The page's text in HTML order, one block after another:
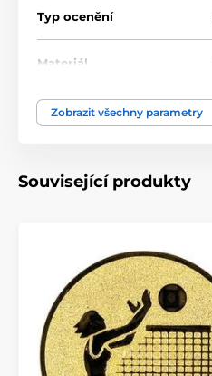
Typ ocenění
Materiál
Zobrazit všechny parametry
Související produkty